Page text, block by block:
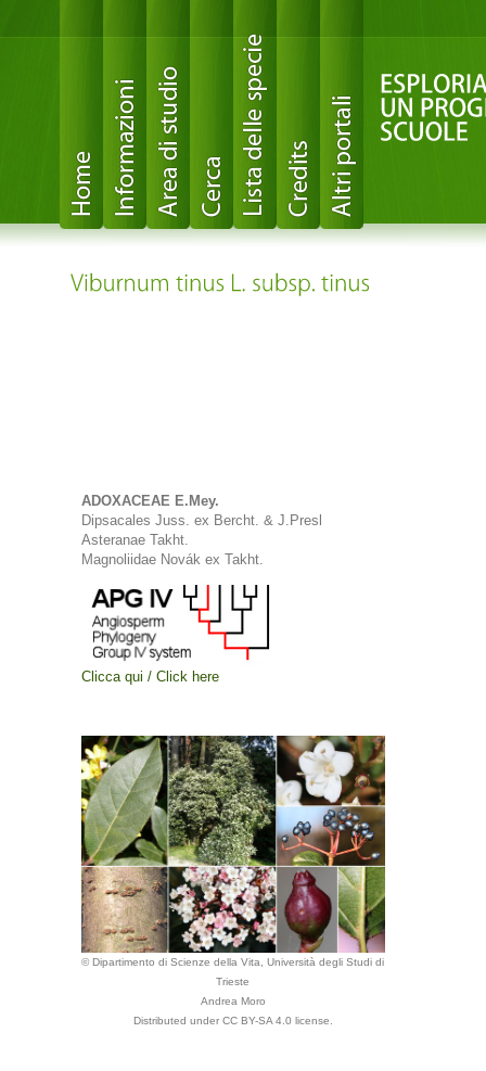
ADOXACEAE E.Mey.
Dipsacales Juss. ex Bercht. & J.Presl
Asteranae Takht.
Magnoliidae Novák ex Takht.
Clicca qui / Click here
© Dipartimento di Scienze della Vita, Università degli Studi di
Trieste
Andrea Moro
Distributed under CC BY-SA 4.0 license.